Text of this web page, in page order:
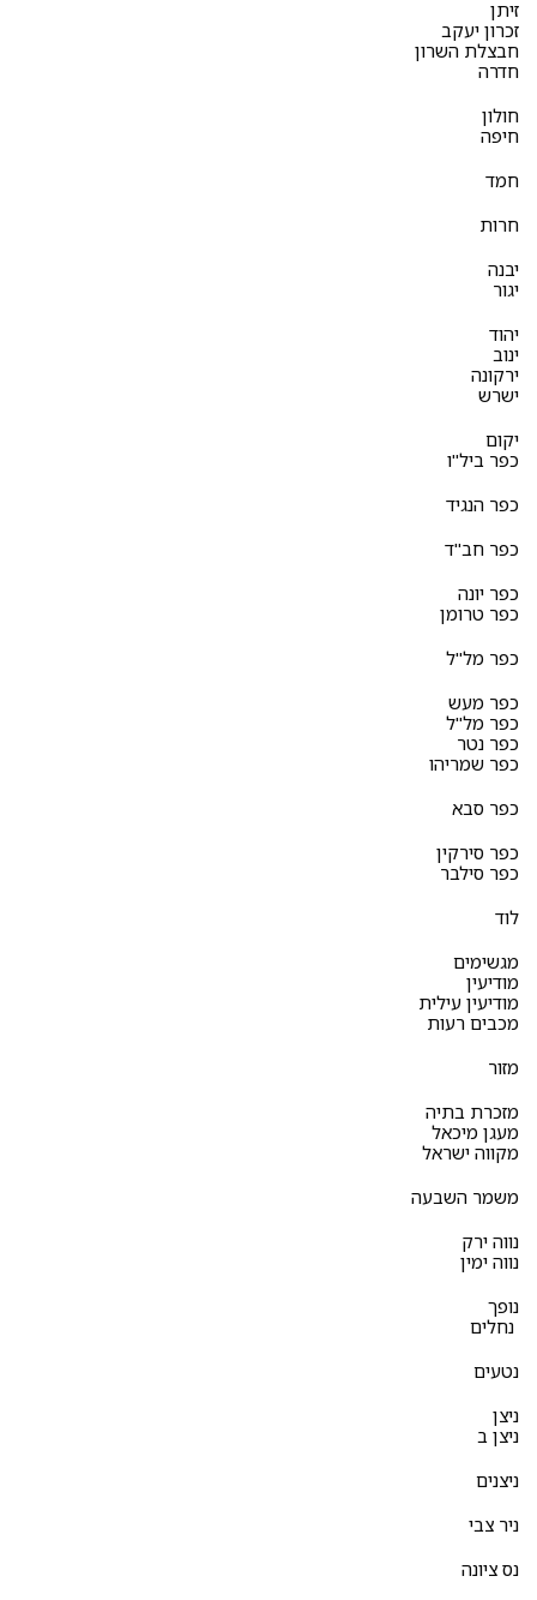
זיתן
זכרון יעקב
חבצלת השרון
חדרה
חולון
חיפה
חמד
חרות
יבנה
יגור
יהוד
ינוב
ירקונה
ישרש
יקום
כפר ביל"ו
כפר הנגיד
כפר חב"ד
כפר יונה
כפר טרומן
כפר מל"ל
כפר מעש
כפר מל"ל
כפר נטר
כפר שמריהו
כפר סבא
כפר סירקין
כפר סילבר
לוד
מגשימים
מודיעין
מודיעין עילית
מכבים רעות
מזור
מזכרת בתיה
מעגן מיכאל
מקווה ישראל
משמר השבעה
נווה ירק
נווה ימין
נופך
נחלים
נטעים
ניצן
ניצן ב
ניצנים
ניר צבי
נס ציונה